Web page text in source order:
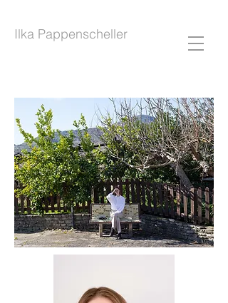
Ilka Pappenscheller